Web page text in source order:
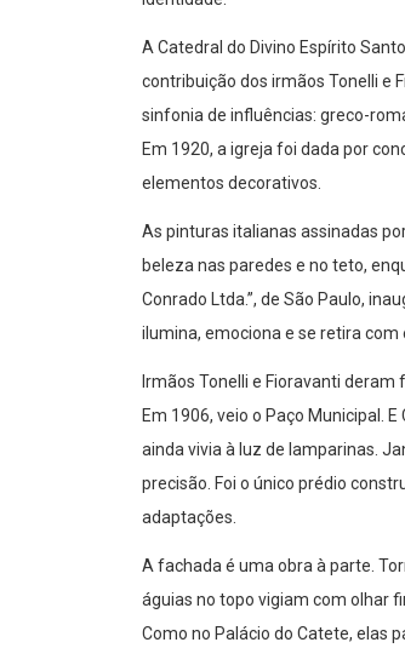
A Catedral do Divino Espírito
contribuição dos irmãos Tonelli e
sinfonia de influências: greco-
Em 1920, a igreja foi dada por
elementos decorativos.
As pinturas italianas assinadas
beleza nas paredes e no teto,
Conrado Ltda.”, de São Paulo,
ilumina, emociona e se retira com
Irmãos Tonelli e Fioravanti
Em 1906, veio o Paço Municipal.
ainda vivia à luz de lamparinas.
precisão. Foi o único prédio
adaptações.
A fachada é uma obra à parte.
águias no topo vigiam com olhar
Como no Palácio do Catete, elas